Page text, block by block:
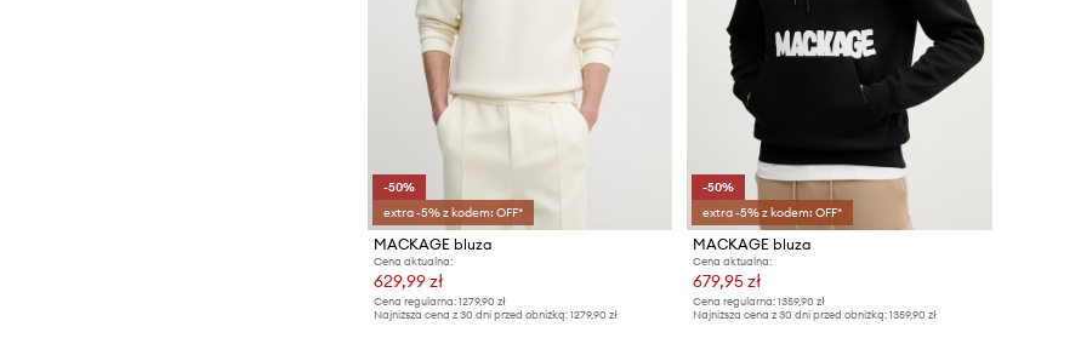
-50%
extra -5% z kodem: OFF*
MACKAGE bluza
Cena aktualna:
629,99 zł
Cena regularna: 1279,90 zł
Najniższa cena z 30 dni przed obniżką: 1279,90 zł
-50%
extra -5% z kodem: OFF*
MACKAGE bluza
Cena aktualna:
679,95 zł
Cena regularna: 1359,90 zł
Najniższa cena z 30 dni przed obniżką: 1359,90 zł